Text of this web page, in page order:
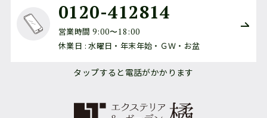
0120-412814
営業時間 9:00〜18:00
休業日 : 水曜日・年末年始・ＧＷ・お盆
タップすると電話がかかります